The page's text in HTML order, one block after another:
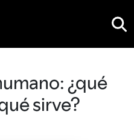
¿qué
sirve?